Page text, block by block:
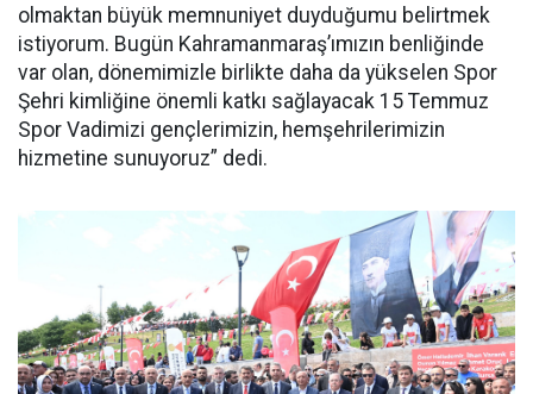
olmaktan büyük memnuniyet duyduğumu belirtmek
istiyorum. Bugün Kahramanmaraş’ımızın benliğinde
var olan, dönemimizle birlikte daha da yükselen Spor
Şehri kimliğine önemli katkı sağlayacak 15 Temmuz
Spor Vadimizi gençlerimizin, hemşehrilerimizin
hizmetine sunuyoruz” dedi.